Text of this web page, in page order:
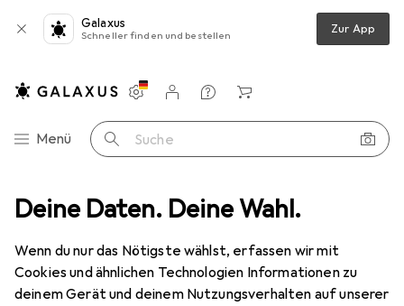
Deine Daten. Deine Wahl.
Wenn du nur das Nötigste wählst, erfassen wir mit
Cookies und ähnlichen Technologien Informationen zu
deinem Gerät und deinem Nutzungsverhalten auf unserer
Galaxus
Schneller finden und bestellen Zur App
Navigation nach Kategorien
Menü Suche
Einstellungen
Kundenkonto
Vergleichslisten
Merklisten
Warenkorb
PC Komponenten PC Netzteil Thermaltake Smart RGB
11 Bilder